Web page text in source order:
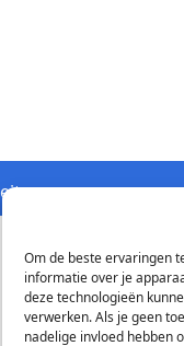
Om de beste ervaringen
informatie over je
deze technologieën
verwerken. Als je geen
nadelige invloed hebben